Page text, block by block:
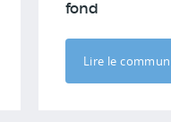
fond
Lire le